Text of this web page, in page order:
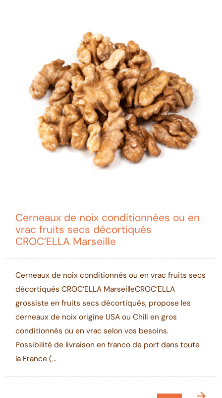
Cerneaux de noix conditionnées ou en
vrac fruits secs décortiqués
CROC’ELLA Marseille
Cerneaux de noix conditionnés ou en vrac fruits secs
décortiqués CROC’ELLA MarseilleCROC’ELLA
grossiste en fruits secs décortiqués, propose les
cerneaux de noix origine USA ou Chili en gros
conditionnés ou en vrac selon vos besoins.
Possibilité de livraison en franco de port dans toute
la France (...